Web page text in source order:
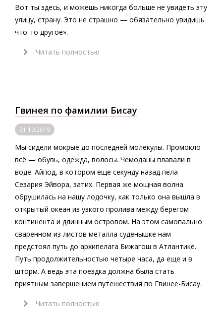
Вот ты здесь, и можешь никогда больше не увидеть эту
улицу, страну. Это не страшно — обязательно увидишь
что-то другое».
Читать полностью
Гвинея по фамилии Бисау
31.10.2019
Мы сидели мокрые до последней молекулы. Промокло
всё — обувь, одежда, волосы. Чемоданы плавали в
воде. Айпод, в котором еще секунду назад пела
Сезария Эйвора, затих. Первая же мощная волна
обрушилась на нашу лодочку, как только она вышла в
открытый океан из узкого пролива между берегом
континента и длинным островом. На этом самопально
сваренном из листов металла суденышке нам
предстоял путь до архипелага Бижагош в Атлантике.
Путь продолжительностью четыре часа, да еще и в
шторм. А ведь эта поездка должна была стать
приятным завершением путешествия по Гвинее-Бисау.
Читать полностью